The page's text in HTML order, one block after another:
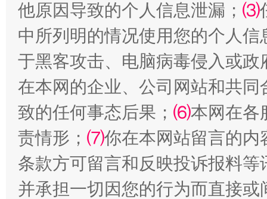
他原因导致的个人信息泄漏； ⑶
中所列明的情况使用您的个人
于黑客攻击、电脑病毒侵入或
在本网的企业、公司网站和共
致的任何事态后果； ⑹本网在各
责情形； ⑺你在本网站留言的内
条款方可留言和反映投诉报料
并承担一切因您的行为而直接